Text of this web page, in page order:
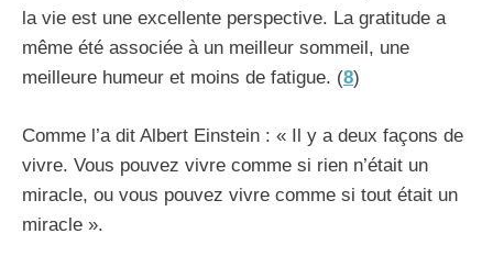
la vie est une excellente perspective. La gratitude a
même été associée à un meilleur sommeil, une
meilleure humeur et moins de fatigue. (8)
Comme l’a dit Albert Einstein : « Il y a deux façons de
vivre. Vous pouvez vivre comme si rien n’était un
miracle, ou vous pouvez vivre comme si tout était un
miracle ».